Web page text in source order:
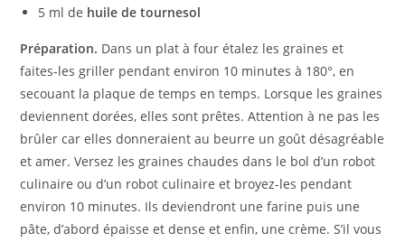
5 ml de huile de tournesol
Préparation. Dans un plat à four étalez les graines et
faites-les griller pendant environ 10 minutes à 180°, en
secouant la plaque de temps en temps. Lorsque les graines
deviennent dorées, elles sont prêtes. Attention à ne pas les
brûler car elles donneraient au beurre un goût désagréable
et amer. Versez les graines chaudes dans le bol d’un robot
culinaire ou d’un robot culinaire et broyez-les pendant
environ 10 minutes. Ils deviendront une farine puis une
pâte, d’abord épaisse et dense et enfin, une crème. S’il vous